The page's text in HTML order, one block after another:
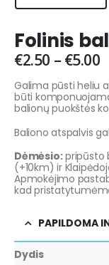
Folinis
€2.50 – €5.00
Galima pūsti heliu
būti
balionų puokštės
Baliono atspalvis
Dėmėsio:pripūsto
(+10km) ir
Apmokėjimo
kad
PAPILDOMA
Dydis